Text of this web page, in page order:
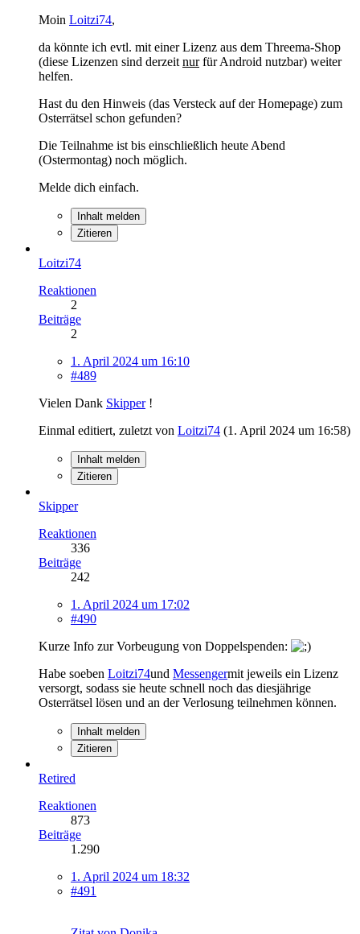
Moin Loitzi74,
da könnte ich evtl. mit einer Lizenz aus dem Threema-Shop
(diese Lizenzen sind derzeit nurfür Android nutzbar) weiter
helfen.
Hast du den Hinweis (das Versteck auf der Homepage) zum
Osterrätsel schon gefunden?
Die Teilnahme ist bis einschließlich heute Abend
(Ostermontag) noch möglich.
Melde dich einfach.
Inhalt melden
Zitieren
Loitzi74
Reaktionen
2
Beiträge
2
1. April 2024 um 16:10
#489
Vielen Dank Skipper!
Einmal editiert, zuletzt von Loitzi74 (1. April 2024 um 16:58)
Inhalt melden
Zitieren
Skipper
Reaktionen
336
Beiträge
242
1. April 2024 um 17:02
#490
Kurze Info zur Vorbeugung von Doppelspenden:
Habe soeben Loitzi74und Messengermit jeweils ein Lizenz
versorgt, sodass sie heute schnell noch das diesjährige
Osterrätsel lösen und an der Verlosung teilnehmen können.
Inhalt melden
Zitieren
Retired
Reaktionen
873
Beiträge
1.290
1. April 2024 um 18:32
#491